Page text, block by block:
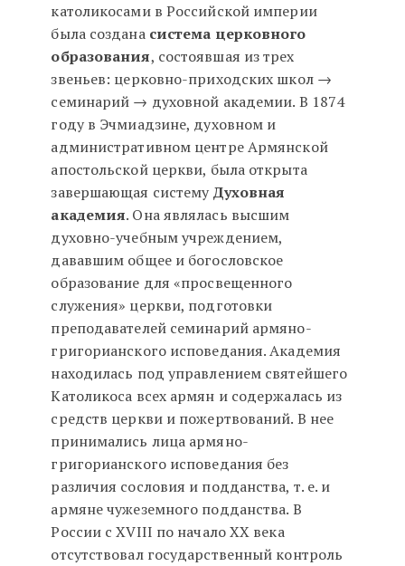
католикосами в Российской империи
была создана система церковного
образования, состоявшая из трех
звеньев: церковно-приходских школ →
семинарий → духовной академии. В 1874
году в Эчмиадзине, духовном и
административном центре Армянской
апостольской церкви, была открыта
завершающая систему Духовная
академия. Она являлась высшим
духовно-учебным учреждением,
дававшим общее и богословское
образование для «просвещенного
служения» церкви, подготовки
преподавателей семинарий армяно-
григорианского исповедания. Академия
находилась под управлением святейшего
Католикоса всех армян и содержалась из
средств церкви и пожертвований. В нее
принимались лица армяно-
григорианского исповедания без
различия сословия и подданства, т. е. и
армяне чужеземного подданства. В
России с XVIII по начало XX века
отсутствовал государственный контроль